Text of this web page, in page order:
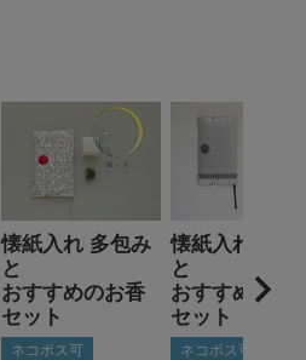
懐紙入れ 多包み
と
おすすめのお香
セット
ネコポス可
懐紙入れ 多包
と
おすすめの懐
セット
ネコポス可